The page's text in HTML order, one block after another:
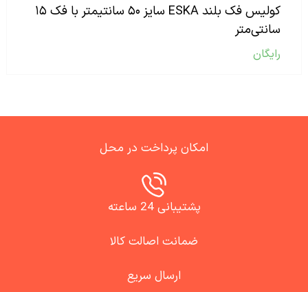
کولیس فک بلند ESKA سایز ۵۰ سانتیمتر با فک ۱۵
سانتی‌متر
رایگان
امکان پرداخت در محل
پشتیبانی 24 ساعته
ضمانت اصالت کالا
ارسال سریع